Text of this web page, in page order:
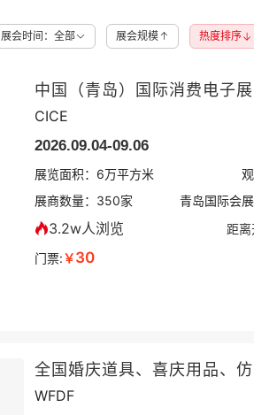
中国（青岛）国际消费电子
CICE
2026.09.04-09.06
展览面积： 6万平方米
展商数量： 350家 青岛国际会
3.2w人浏览 距
门票:￥30
全国婚庆道具、喜庆用品、
WFDF
展会时间：全部 展会规模 热度排序